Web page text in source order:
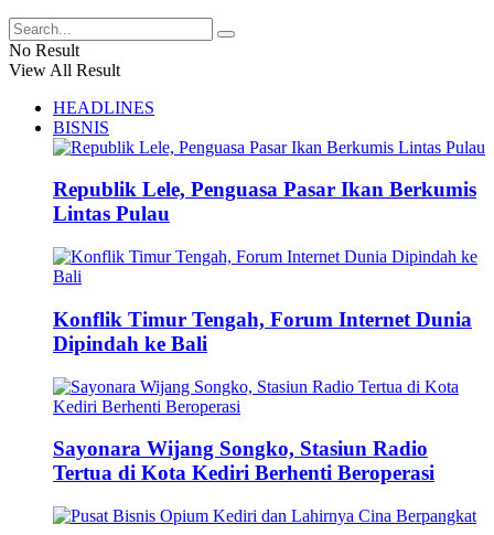
No Result
View All Result
HEADLINES
BISNIS
Republik Lele, Penguasa Pasar Ikan Berkumis
Lintas Pulau
Konflik Timur Tengah, Forum Internet Dunia
Dipindah ke Bali
Sayonara Wijang Songko, Stasiun Radio
Tertua di Kota Kediri Berhenti Beroperasi